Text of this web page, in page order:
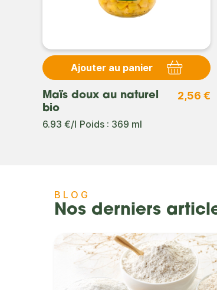
Ajouter au panier
Maïs doux au naturel
bio
2,56 €
6.93 €/l Poids : 369 ml
BLOG
Nos derniers